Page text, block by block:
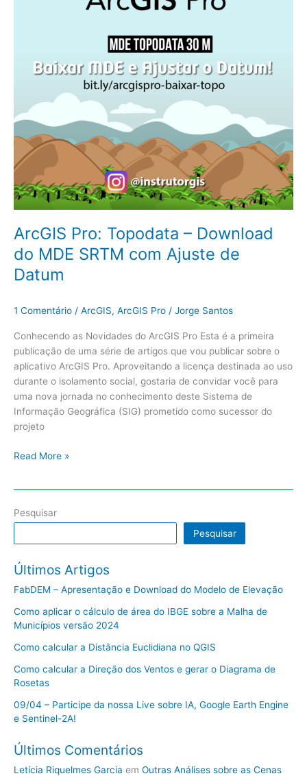
ArcGIS Pro: Topodata – Download
do MDE SRTM com Ajuste de
Datum
1 Comentário / ArcGIS, ArcGIS Pro / Jorge Santos
Conhecendo as Novidades do ArcGIS Pro Esta é a primeira
publicação de uma série de artigos que vou publicar sobre o
aplicativo ArcGIS Pro. Aproveitando a licença destinada ao uso
durante o isolamento social, gostaria de convidar você para
uma nova jornada no conhecimento deste Sistema de
Informação Geográfica (SIG) prometido como sucessor do
projeto
Ajuste
Datum
Read More »
Pesquisar
Pesquisar
Últimos Artigos
FabDEM – Apresentação e Download do Modelo de Elevação
Como aplicar o cálculo de área do IBGE sobre a Malha de
Municípios versão 2024
Como calcular a Distância Euclidiana no QGIS
Como calcular a Direção dos Ventos e gerar o Diagrama de
Rosetas
09/04 – Participe da nossa Live sobre IA, Google Earth Engine
e Sentinel-2A!
Últimos Comentários
Letícia Riquelmes Garcia em Outras Análises sobre as Cenas